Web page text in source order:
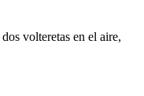
volteretas en el aire,